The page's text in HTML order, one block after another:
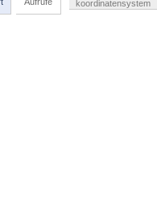
koordinatensystem